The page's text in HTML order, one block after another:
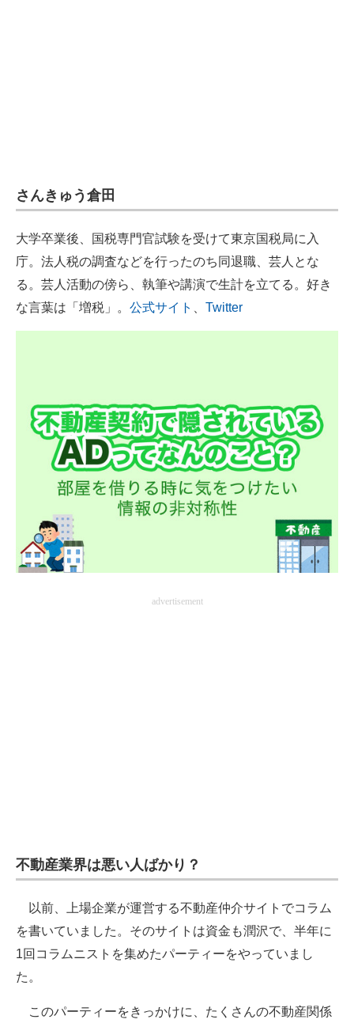
IT製品の技術・比較・事例
製造業のIT導入・活用を支援
モノづくり技術者専門サイト
エレクトロニクス専門サイト
電子設計の基本と応用
ちょっと気になるネットの話題
さんきゅう倉田
大学卒業後、国税専門官試験を受けて東京国税局に入
庁。法人税の調査などを行ったのち同退職、芸人とな
る。芸人活動の傍ら、執筆や講演で生計を立てる。好き
な言葉は「増税」。 公式サイト Twitter
advertisement
不動産業界は悪い人ばかり？
以前、上場企業が運営する不動産仲介サイトでコラム
を書いていました。そのサイトは資金も潤沢で、半年に
1回コラムニストを集めたパーティーをやっていまし
た。
このパーティーをきっかけに、たくさんの不動産関係